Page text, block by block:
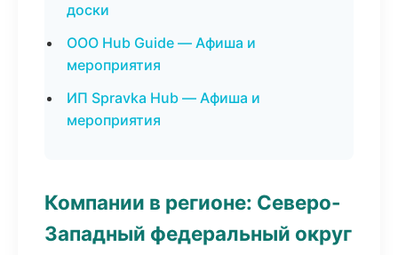
доски
ООО Hub Guide — Афиша и
мероприятия
ИП Spravka Hub — Афиша и
мероприятия
Компании в регионе: Северо-
Западный федеральный округ